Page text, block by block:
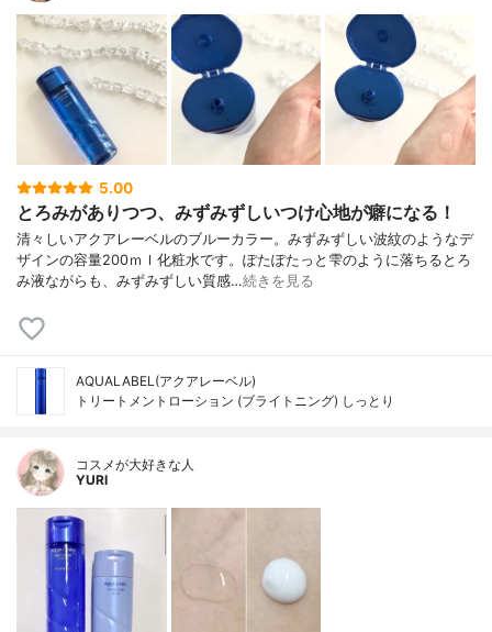
5.00
とろみがありつつ、みずみずしいつけ心地が癖になる！
清々しいアクアレーベルのブルーカラー。みずみずしい波紋のようなデ
ザインの容量200ｍｌ化粧水です。ぽたぽたっと雫のように落ちるとろ
み液ながらも、みずみずしい質感…続きを見る
AQUALABEL(アクアレーベル)
トリートメントローション (ブライトニング) しっとり
コスメが大好きな人
YURI